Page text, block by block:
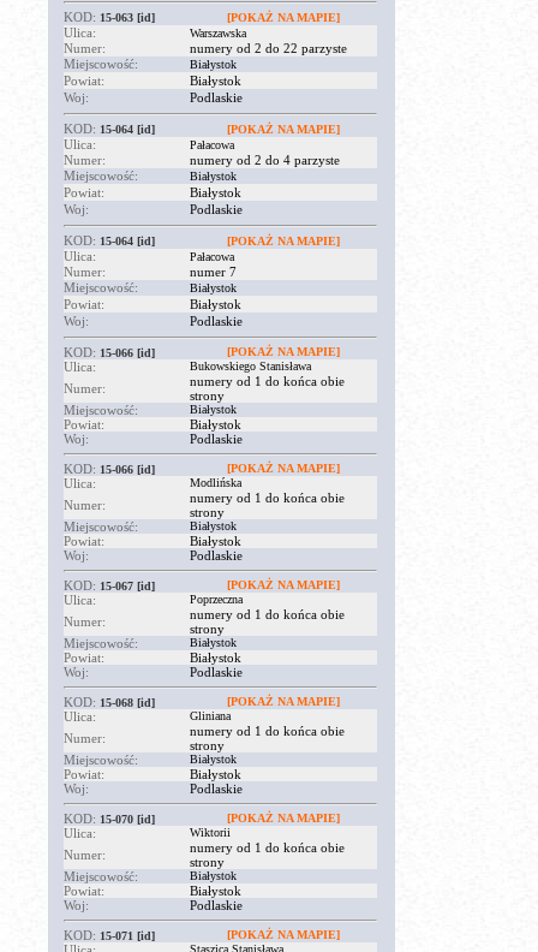
KOD: 15-063 [id] [POKAŻ NA MAPIE]
Ulica: Warszawska
Numer:
numery od 2 do 22 parzyste
Miejscowość:
Białystok
Powiat:
Białystok
Woj:
Podlaskie
KOD: 15-064 [id] [POKAŻ NA MAPIE]
Ulica: Pałacowa
Numer:
numery od 2 do 4 parzyste
Miejscowość:
Białystok
Powiat:
Białystok
Woj:
Podlaskie
KOD: 15-064 [id] [POKAŻ NA MAPIE]
Ulica: Pałacowa
Numer:
numer 7
Miejscowość:
Białystok
Powiat:
Białystok
Woj:
Podlaskie
KOD: 15-066 [id] [POKAŻ NA MAPIE]
Ulica: Bukowskiego Stanisława
Numer:
numery od 1 do końca obie
strony
Miejscowość:
Białystok
Powiat:
Białystok
Woj:
Podlaskie
KOD: 15-066 [id] [POKAŻ NA MAPIE]
Ulica: Modlińska
Numer:
numery od 1 do końca obie
strony
Miejscowość:
Białystok
Powiat:
Białystok
Woj:
Podlaskie
KOD: 15-067 [id] [POKAŻ NA MAPIE]
Ulica: Poprzeczna
Numer:
numery od 1 do końca obie
strony
Miejscowość:
Białystok
Powiat:
Białystok
Woj:
Podlaskie
KOD: 15-068 [id] [POKAŻ NA MAPIE]
Ulica: Gliniana
Numer:
numery od 1 do końca obie
strony
Miejscowość:
Białystok
Powiat:
Białystok
Woj:
Podlaskie
KOD: 15-070 [id] [POKAŻ NA MAPIE]
Ulica: Wiktorii
Numer:
numery od 1 do końca obie
strony
Miejscowość:
Białystok
Powiat:
Białystok
Woj:
Podlaskie
KOD: 15-071 [id] [POKAŻ NA MAPIE]
Staszica Stanisława